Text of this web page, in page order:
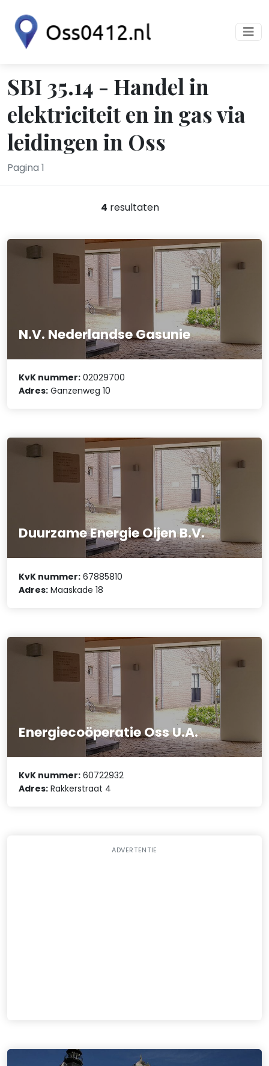
SBI 35.14 - Handel in
elektriciteit en in gas via
leidingen in Oss
Pagina 1
4 resultaten
N.V. Nederlandse Gasunie
KvK nummer: 02029700
Adres: Ganzenweg 10
Duurzame Energie Oijen B.V.
KvK nummer: 67885810
Adres: Maaskade 18
Energiecoöperatie Oss U.A.
KvK nummer: 60722932
Adres: Rakkerstraat 4
ADVERTENTIE